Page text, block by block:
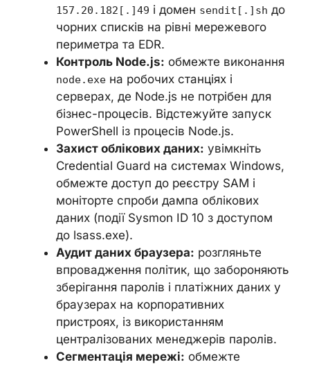
157.20.182[.]49 і домен sendit[.]sh до
чорних списків на рівні мережевого
периметра та EDR.
Контроль Node.js: обмежте виконання
node.exe на робочих станціях і
серверах, де Node.js не потрібен для
бізнес-процесів. Відстежуйте запуск
PowerShell із процесів Node.js.
Захист облікових даних: увімкніть
Credential Guard на системах Windows,
обмежте доступ до реєстру SAM і
моніторте спроби дампа облікових
даних (події Sysmon ID 10 з доступом
до lsass.exe).
Аудит даних браузера: розгляньте
впровадження політик, що забороняють
зберігання паролів і платіжних даних у
браузерах на корпоративних
пристроях, із використанням
централізованих менеджерів паролів.
Сегментація мережі: обмежте